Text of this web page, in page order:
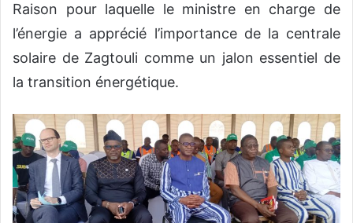
Raison pour laquelle le ministre en charge de
l’énergie a apprécié l’importance de la centrale
solaire de Zagtouli comme un jalon essentiel de
la transition énergétique.